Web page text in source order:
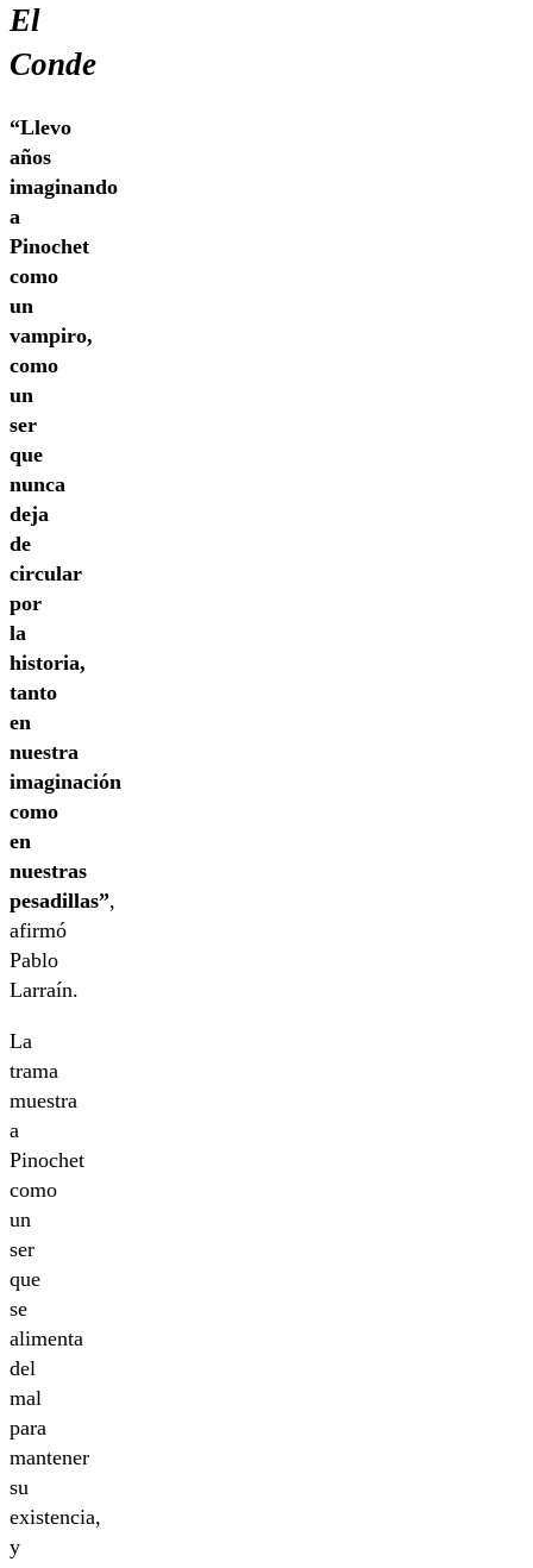
El
Conde
“Llevo
años
imaginando
a
Pinochet
como
un
vampiro,
como
un
ser
que
nunca
deja
de
circular
por
la
historia,
tanto
en
nuestra
imaginación
como
en
nuestras
pesadillas”,
afirmó
Pablo
Larraín.
La
trama
muestra
a
Pinochet
como
un
ser
que
se
alimenta
del
mal
para
mantener
su
existencia,
y